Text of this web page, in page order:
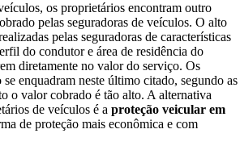
os proprietários encontram outro
pelas seguradoras de veículos. O alto
pelas seguradoras de características
do condutor e área de residência do
diretamente no valor do serviço. Os
enquadram neste último citado, segundo as
o valor cobrado é tão alto. A alternativa
de veículos é aproteção veicular em
de proteção mais econômica e com